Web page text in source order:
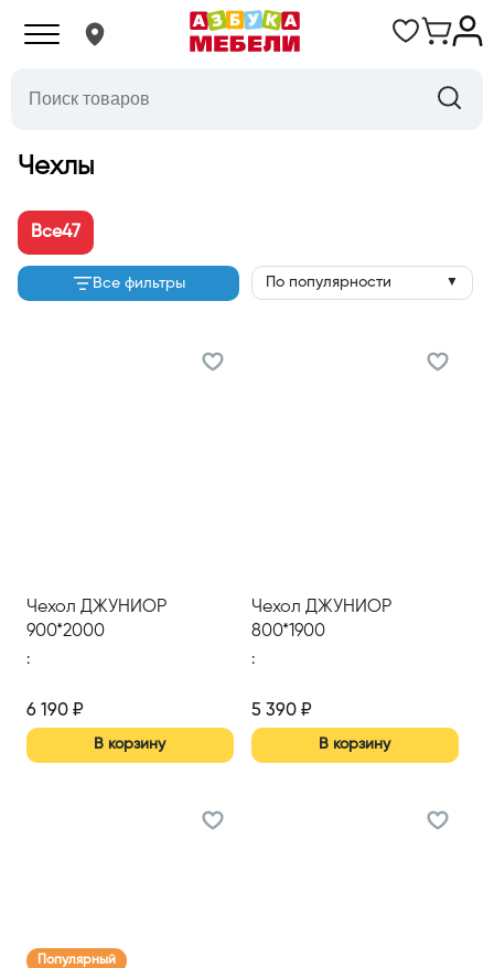
Чехлы
Все47
Все фильтры По популярности ▼
Чехол ДЖУНИОР
900*2000
:
6 190 ₽
В корзину
Чехол ДЖУНИОР
800*1900
:
5 390₽
В корзину
Популярный